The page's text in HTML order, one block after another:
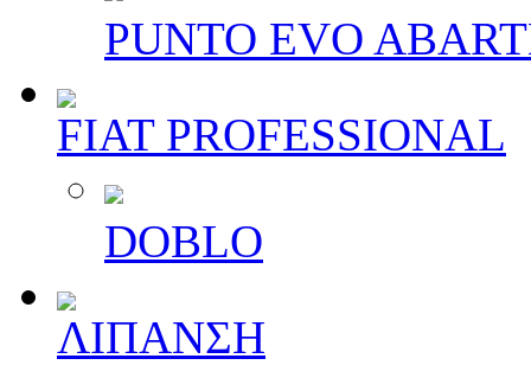
PUNTO EVO
FIAT PROFESSIONAL
DOBLO
ΛΙΠΑΝΣΗ